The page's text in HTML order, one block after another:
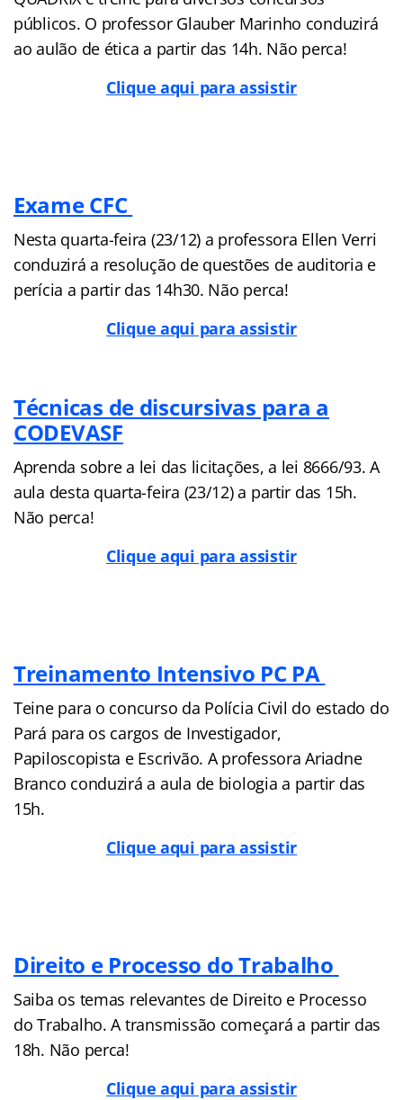
públicos. O professor Glauber Marinho conduzirá
ao aulão de ética a partir das 14h. Não perca!
Clique aqui para assistir
Exame CFC
Nesta quarta-feira (23/12) a professora Ellen Verri
conduzirá a resolução de questões de auditoria e
perícia a partir das 14h30. Não perca!
Clique aqui para assistir
Técnicas de discursivas para a
CODEVASF
Aprenda sobre a lei das licitações, a lei 8666/93. A
aula desta quarta-feira (23/12) a partir das 15h.
Não perca!
Clique aqui para assistir
Treinamento Intensivo PC PA
Teine para o concurso da Polícia Civil do estado do
Pará para os cargos de Investigador,
Papiloscopista e Escrivão. A professora Ariadne
Branco conduzirá a aula de biologia a partir das
15h.
Clique aqui para assistir
Direito e Processo do Trabalho
Saiba os temas relevantes de Direito e Processo
do Trabalho. A transmissão começará a partir das
18h. Não perca!
Clique aqui para assistir